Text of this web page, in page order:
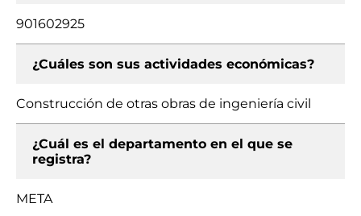
901602925
¿Cuáles son sus actividades económicas?
Construcción de otras obras de ingeniería civil
¿Cuál es el departamento en el que se
registra?
META